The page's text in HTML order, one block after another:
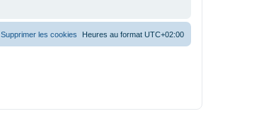
Heures au format UTC+02:00
Supprimer les cookies